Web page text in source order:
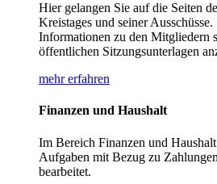
Hier gelangen Sie auf die Seiten
Kreistages und seiner
Informationen zu den Mitgliedern
öffentlichen Sitzungsunterlagen
mehr erfahren
Finanzen und Haushalt
Im Bereich Finanzen und
Aufgaben mit Bezug zu
bearbeitet.